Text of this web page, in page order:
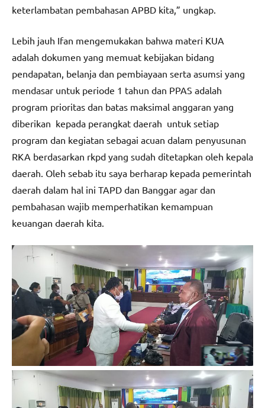
keterlambatan pembahasan APBD kita,” ungkap.
Lebih jauh Ifan mengemukakan bahwa materi KUA
adalah dokumen yang memuat kebijakan bidang
pendapatan, belanja dan pembiayaan serta asumsi yang
mendasar untuk periode 1 tahun dan PPAS adalah
program prioritas dan batas maksimal anggaran yang
diberikan kepada perangkat daerah untuk setiap
program dan kegiatan sebagai acuan dalam penyusunan
RKA berdasarkan rkpd yang sudah ditetapkan oleh kepala
daerah. Oleh sebab itu saya berharap kepada pemerintah
daerah dalam hal ini TAPD dan Banggar agar dan
pembahasan wajib memperhatikan kemampuan
keuangan daerah kita.